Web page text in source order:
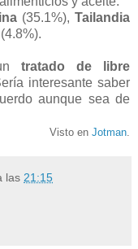
(35.1%), Tailandia
(4.8%).
tratado de libre
interesante saber
aunque sea de
Visto en Jotman
las 21:15